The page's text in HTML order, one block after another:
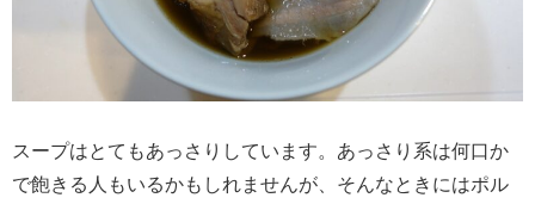
スープはとてもあっさりしています。あっさり系は何口か
で飽きる人もいるかもしれませんが、そんなときにはポル